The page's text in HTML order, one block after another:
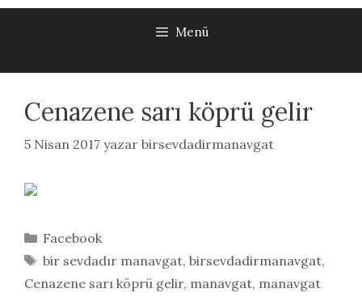
Menü
Cenazene sarı köprü gelir
5 Nisan 2017 yazar birsevdadirmanavgat
Kategoriler
Facebook
Etiketler
bir sevdadır manavgat, birsevdadirmanavgat,
Cenazene sarı köprü gelir, manavgat, manavgat